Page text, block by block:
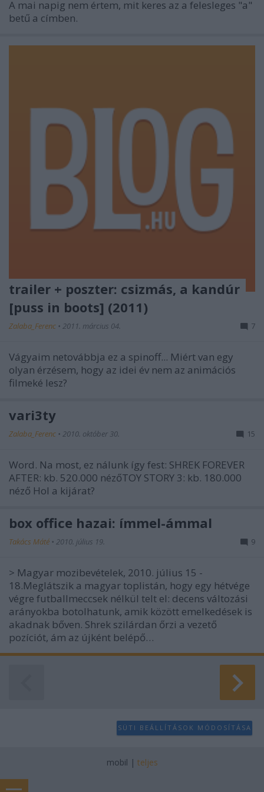
A mai napig nem értem, mit keres az a felesleges "a"
betű a címben.
trailer + poszter: csizmás, a kandúr
[puss in boots] (2011)
Zalaba_Ferenc • 2011. március 04. 7
Vágyaim netovábbja ez a spinoff... Miért van egy
olyan érzésem, hogy az idei év nem az animációs
filmeké lesz?
vari3ty
Zalaba_Ferenc • 2010. október 30. 15
Word. Na most, ez nálunk így fest: SHREK FOREVER
AFTER: kb. 520.000 nézőTOY STORY 3: kb. 180.000
néző Hol a kijárat?
box office hazai: ímmel-ámmal
Takács Máté • 2010. július 19. 9
> Magyar mozibevételek, 2010. július 15 -
18.Meglátszik a magyar toplistán, hogy egy hétvége
végre futballmeccsek nélkül telt el: decens változási
arányokba botolhatunk, amik között emelkedések is
akadnak bőven. Shrek szilárdan őrzi a vezető
pozíciót, ám az újként belépő…
SÜTI BEÁLLÍTÁSOK MÓDOSÍTÁSA
mobil | teljes